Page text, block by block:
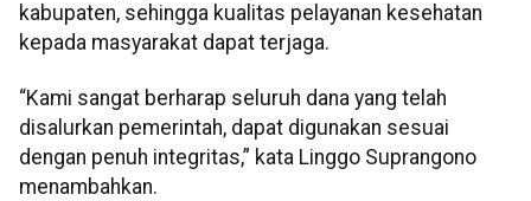
kabupaten, sehingga kualitas pelayanan kesehatan
kepada masyarakat dapat terjaga.
“Kami sangat berharap seluruh dana yang telah
disalurkan pemerintah, dapat digunakan sesuai
dengan penuh integritas,” kata Linggo Suprangono
menambahkan.